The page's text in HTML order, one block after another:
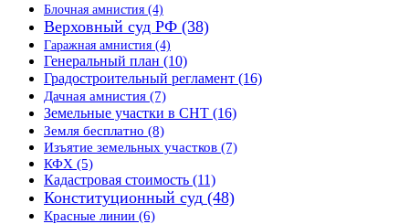
Блочная амнистия (4)
Верховный суд РФ (38)
Гаражная амнистия (4)
Генеральный план (10)
Градостроительный регламент (16)
Дачная амнистия (7)
Земельные участки в СНТ (16)
Земля бесплатно (8)
Изъятие земельных участков (7)
КФХ (5)
Кадастровая стоимость (11)
Конституционный суд (48)
Красные линии (6)